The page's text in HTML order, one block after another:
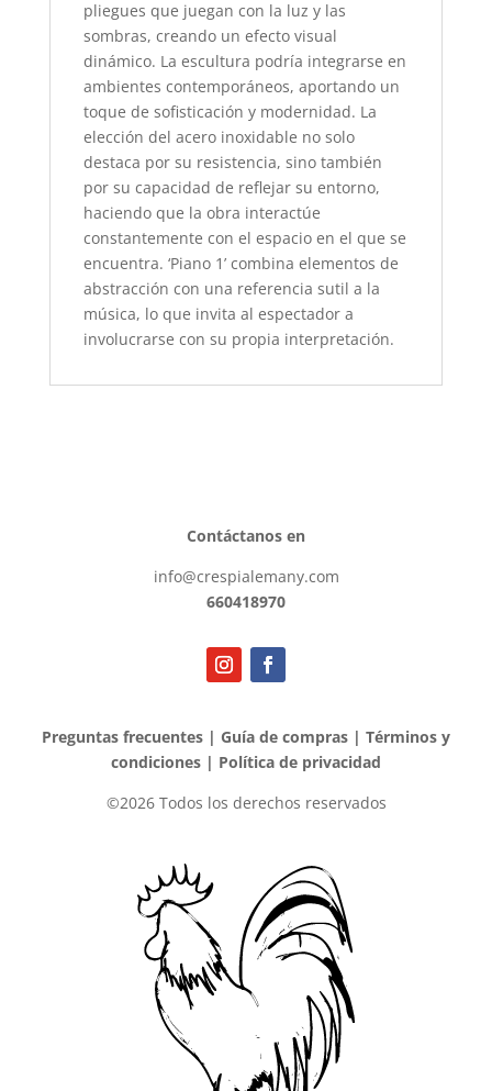
pliegues que juegan con la luz y las
sombras, creando un efecto visual
dinámico. La escultura podría integrarse en
ambientes contemporáneos, aportando un
toque de sofisticación y modernidad. La
elección del acero inoxidable no solo
destaca por su resistencia, sino también
por su capacidad de reflejar su entorno,
haciendo que la obra interactúe
constantemente con el espacio en el que se
encuentra. ‘Piano 1’ combina elementos de
abstracción con una referencia sutil a la
música, lo que invita al espectador a
involucrarse con su propia interpretación.
Contáctanos en
info@crespialemany.com
660418970
Preguntas frecuentes | Guía de compras | Términos y
condiciones | Política de privacidad
©2026 Todos los derechos reservados